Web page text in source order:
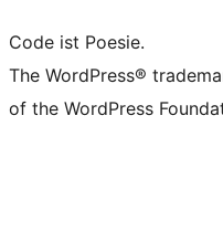
Code ist Poesie.
The WordPress®
of the WordPress